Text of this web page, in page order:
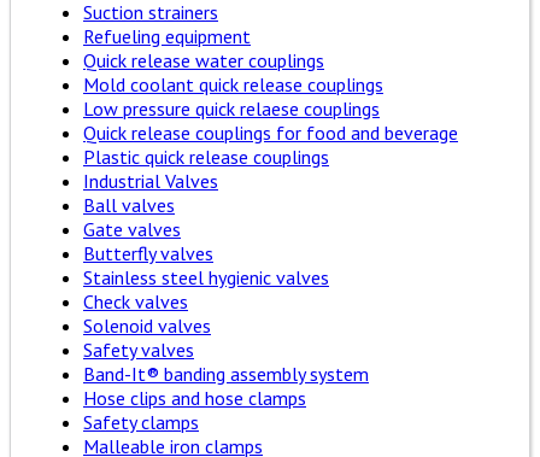
Suction strainers
Refueling equipment
Quick release water couplings
Mold coolant quick release couplings
Low pressure quick relaese couplings
Quick release couplings for food and beverage
Plastic quick release couplings
Industrial Valves
Ball valves
Gate valves
Butterfly valves
Stainless steel hygienic valves
Check valves
Solenoid valves
Safety valves
Band-It® banding assembly system
Hose clips and hose clamps
Safety clamps
Malleable iron clamps